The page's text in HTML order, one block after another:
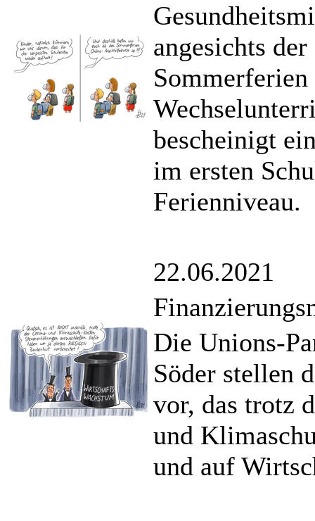
angesichts
Sommerferien
bescheinigt
im ersten
Ferienniveau.
22.06.2021
Die Unions-
Söder stellen
vor, das trotz
und
und auf